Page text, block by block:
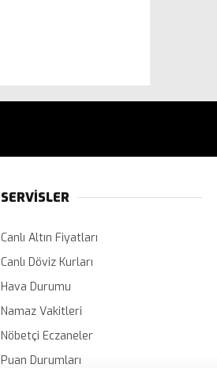
SERVİSLER
Canlı Altın Fiyatları
Canlı Döviz Kurları
Hava Durumu
Namaz Vakitleri
Nöbetçi Eczaneler
Puan Durumları